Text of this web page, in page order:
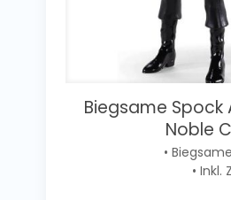
Biegsame
Noble
•
• Inkl.